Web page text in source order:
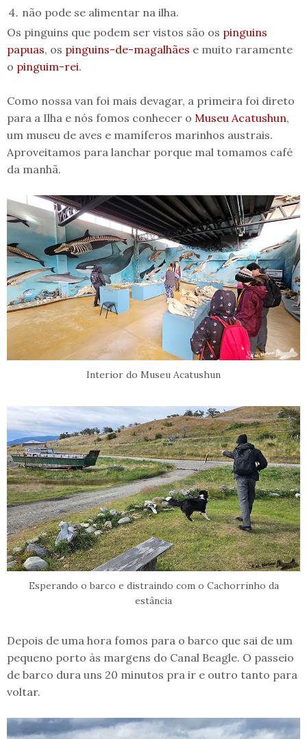
não pode se alimentar na ilha.
Os pinguins que podem ser vistos são os pinguins
papuas, os pinguins-de-magalhães e muito raramente
o pinguim-rei.
Como nossa van foi mais devagar, a primeira foi direto
para a Ilha e nós fomos conhecer o Museu Acatushun,
um museu de aves e mamíferos marinhos austrais.
Aproveitamos para lanchar porque mal tomamos café
da manhã.
Interior do Museu Acatushun
Esperando o barco e distraindo com o Cachorrinho da
estância
Depois de uma hora fomos para o barco que sai de um
pequeno porto às margens do Canal Beagle. O passeio
de barco dura uns 20 minutos pra ir e outro tanto para
voltar.